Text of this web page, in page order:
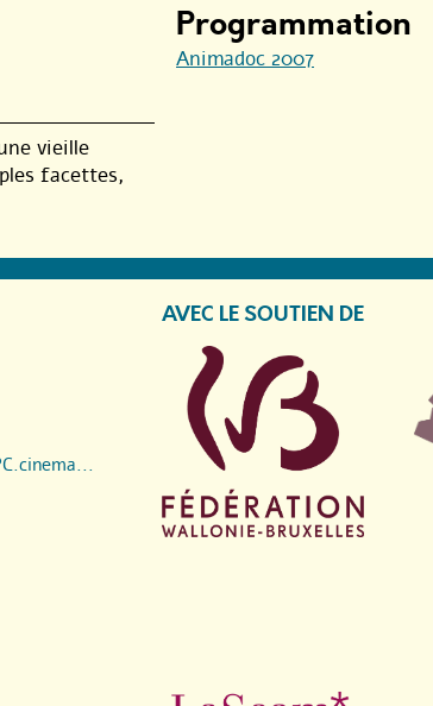
vieille
facettes,
Programmation
Animadoc 2007
AVEC LE SOUTIEN DE